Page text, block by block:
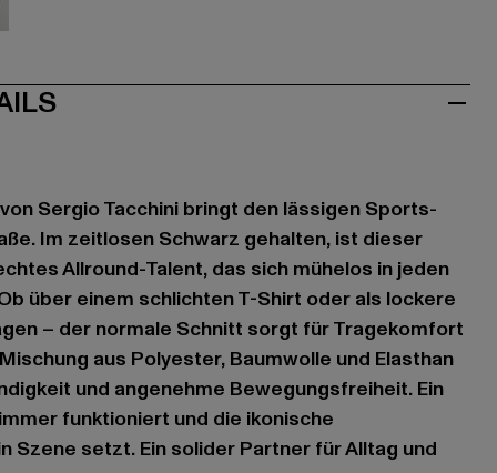
Sergio Tacchini bringt den lässigen Sports-
Im zeitlosen Schwarz gehalten, ist dieser
Allround-Talent, das sich mühelos in jeden
über einem schlichten T-Shirt oder als lockere
– der normale Schnitt sorgt für Tragekomfort
aus Polyester, Baumwolle und Elasthan
und angenehme Bewegungsfreiheit. Ein
funktioniert und die ikonische
Szene setzt. Ein solider Partner für Alltag und